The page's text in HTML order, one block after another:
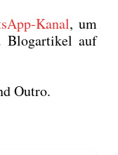
Kanal, um
Blog­ar­ti­kel auf
Out­ro.